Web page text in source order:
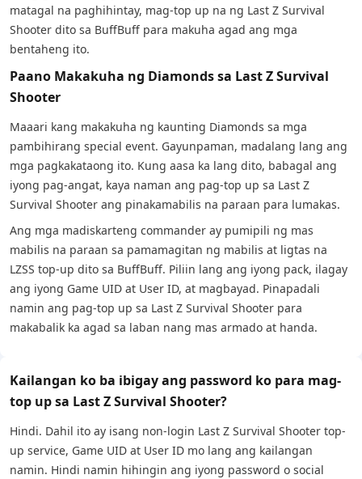
matagal na paghihintay, mag-top up na ng Last Z Survival
Shooter dito sa BuffBuff para makuha agad ang mga
bentaheng ito.
Paano Makakuha ng Diamonds sa Last Z Survival
Shooter
Maaari kang makakuha ng kaunting Diamonds sa mga
pambihirang special event. Gayunpaman, madalang lang ang
mga pagkakataong ito. Kung aasa ka lang dito, babagal ang
iyong pag-angat, kaya naman ang pag-top up sa Last Z
Survival Shooter ang pinakamabilis na paraan para lumakas.
Ang mga madiskarteng commander ay pumipili ng mas
mabilis na paraan sa pamamagitan ng mabilis at ligtas na
LZSS top-up dito sa BuffBuff. Piliin lang ang iyong pack, ilagay
ang iyong Game UID at User ID, at magbayad. Pinapadali
namin ang pag-top up sa Last Z Survival Shooter para
makabalik ka agad sa laban nang mas armado at handa.
Kailangan ko ba ibigay ang password ko para mag-
top up sa Last Z Survival Shooter?
Hindi. Dahil ito ay isang non-login Last Z Survival Shooter top-
up service, Game UID at User ID mo lang ang kailangan
namin. Hindi namin hihingin ang iyong password o social